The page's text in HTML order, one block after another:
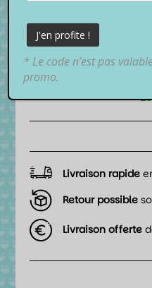
📦 Date de
entre
Livraison rapide
Retour possible
Livraison offerte
* Le code n’est pas
promo.